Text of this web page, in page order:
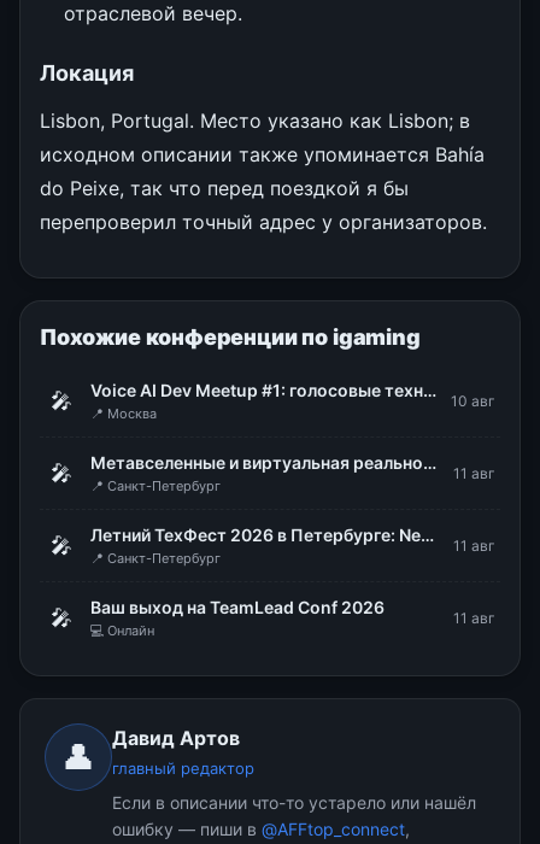
отраслевой вечер.
Локация
Lisbon, Portugal. Место указано как Lisbon; в
исходном описании также упоминается Bahía
do Peixe, так что перед поездкой я бы
перепроверил точный адрес у организаторов.
Похожие конференции по igaming
🎤 Voice AI Dev Meetup #1: голосовые технологии в продакшене
📍 Москва
10 авг
🎤 Метавселенные и виртуальная реальность: мода или рабочий инструмент
📍 Санкт-Петербург
11 авг
🎤 Летний ТехФест 2026 в Петербурге: Nexign
📍 Санкт-Петербург
11 авг
🎤 Ваш выход на TeamLead Conf 2026
💻 Онлайн
11 авг
👤 Давид Артов
главный редактор
Если в описании что-то устарело или нашёл
ошибку — пиши в @AFFtop_connect,